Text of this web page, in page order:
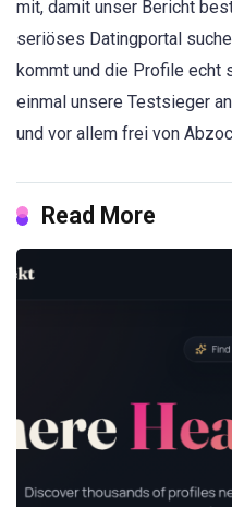
mit, damit unser Bericht
seriöses Datingportal
kommt und die Profile echt
einmal unsere Testsieger
und vor allem frei von
Read More